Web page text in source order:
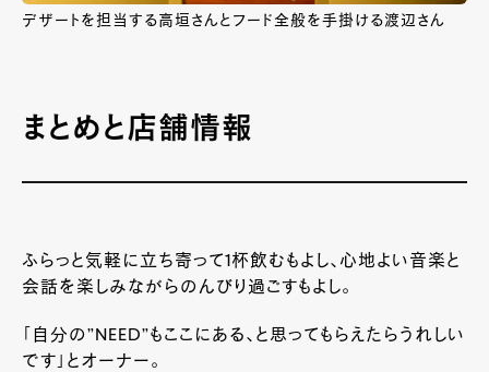
デザートを担当する高垣さんとフード全般を手掛ける渡辺さん
まとめと店舗情報
ふらっと気軽に立ち寄って1杯飲むもよし、心地よい音楽と
会話を楽しみながらのんびり過ごすもよし。
「自分の”NEED”もここにある、と思ってもらえたらうれしい
です」とオーナー。